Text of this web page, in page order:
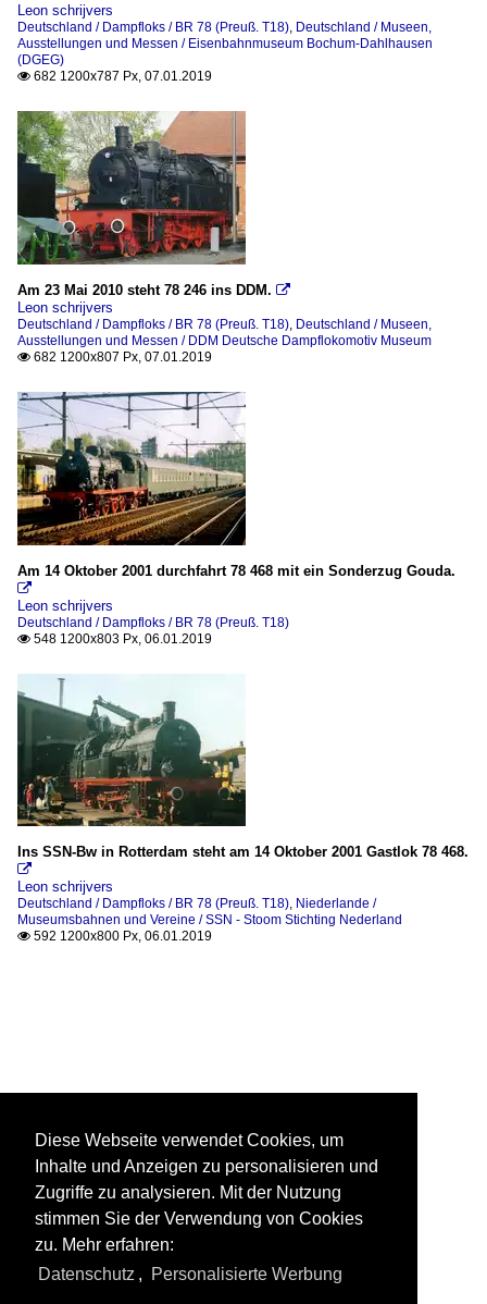
Leon schrijvers
Deutschland / Dampfloks / BR 78 (Preuß. T18), Deutschland / Museen,
Ausstellungen und Messen / Eisenbahnmuseum Bochum-Dahlhausen
(DGEG)
 682 1200x787 Px, 07.01.2019
Am 23 Mai 2010 steht 78 246 ins DDM. 
Leon schrijvers
Deutschland / Dampfloks / BR 78 (Preuß. T18), Deutschland / Museen,
Ausstellungen und Messen / DDM Deutsche Dampflokomotiv Museum
 682 1200x807 Px, 07.01.2019
Am 14 Oktober 2001 durchfahrt 78 468 mit ein Sonderzug Gouda.

Leon schrijvers
Deutschland / Dampfloks / BR 78 (Preuß. T18)
 548 1200x803 Px, 06.01.2019
Ins SSN-Bw in Rotterdam steht am 14 Oktober 2001 Gastlok 78 468.

Leon schrijvers
Deutschland / Dampfloks / BR 78 (Preuß. T18), Niederlande /
Museumsbahnen und Vereine / SSN - Stoom Stichting Nederland
 592 1200x800 Px, 06.01.2019
Diese Webseite verwendet Cookies, um
Inhalte und Anzeigen zu personalisieren und
Zugriffe zu analysieren. Mit der Nutzung
stimmen Sie der Verwendung von Cookies
zu. Mehr erfahren:
Datenschutz , Personalisierte Werbung